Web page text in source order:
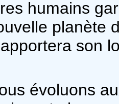
humains
planète
son
évoluons